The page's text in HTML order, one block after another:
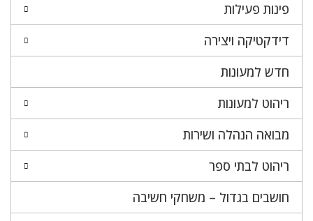
פינות פעילות
דידקטיקה ויצירה
חדש למעונות
ריהוט למעונות
מבואה הנהלה ושירות
ריהוט לבתי ספר
חושבים בגדול – משחקי חשיבה